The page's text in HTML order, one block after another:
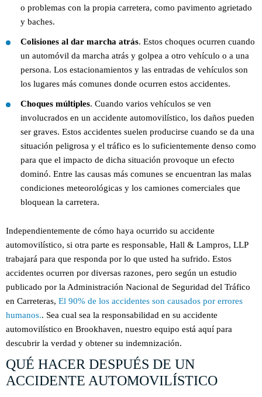
o problemas con la propia carretera, como pavimento agrietado
y baches.
Colisiones al dar marcha atrás. Estos choques ocurren cuando
un automóvil da marcha atrás y golpea a otro vehículo o a una
persona. Los estacionamientos y las entradas de vehículos son
los lugares más comunes donde ocurren estos accidentes.
Choques múltiples. Cuando varios vehículos se ven
involucrados en un accidente automovilístico, los daños pueden
ser graves. Estos accidentes suelen producirse cuando se da una
situación peligrosa y el tráfico es lo suficientemente denso como
para que el impacto de dicha situación provoque un efecto
dominó. Entre las causas más comunes se encuentran las malas
condiciones meteorológicas y los camiones comerciales que
bloquean la carretera.
Independientemente de cómo haya ocurrido su accidente
automovilístico, si otra parte es responsable, Hall & Lampros, LLP
trabajará para que responda por lo que usted ha sufrido. Estos
accidentes ocurren por diversas razones, pero según un estudio
publicado por la Administración Nacional de Seguridad del Tráfico
en Carreteras, El 90% de los accidentes son causados por errores
humanos.. Sea cual sea la responsabilidad en su accidente
automovilístico en Brookhaven, nuestro equipo está aquí para
descubrir la verdad y obtener su indemnización.
QUÉ HACER DESPUÉS DE UN
ACCIDENTE AUTOMOVILÍSTICO